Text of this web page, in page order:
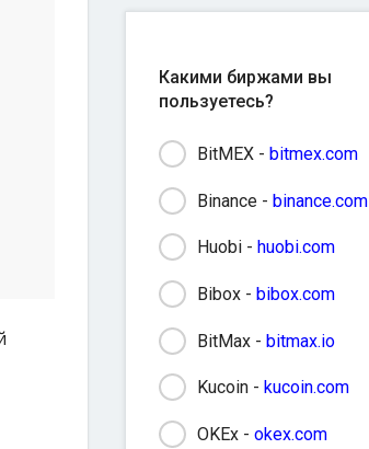
Какими биржами вы
пользуетесь?
BitMEX - bitmex.com
Binance - binance.com
Huobi - huobi.com
Bibox - bibox.com
BitMax - bitmax.io
Kucoin - kucoin.com
OKEx - okex.com